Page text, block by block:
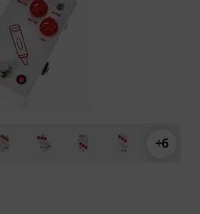
+6